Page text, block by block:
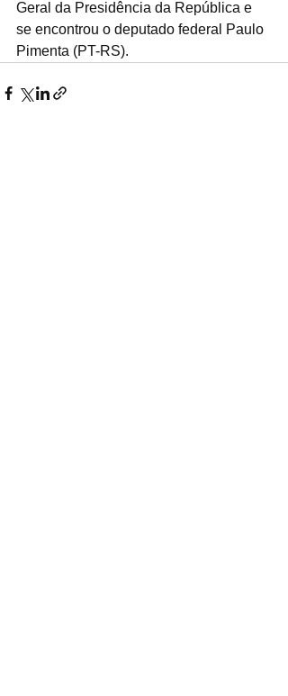
Geral da Presidência da República e
se encontrou o deputado federal Paulo
Pimenta (PT-RS).